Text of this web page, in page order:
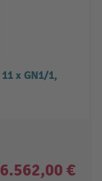
6.562,00 €